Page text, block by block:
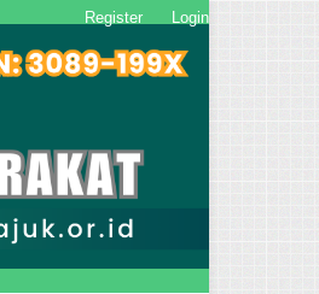
Register Login